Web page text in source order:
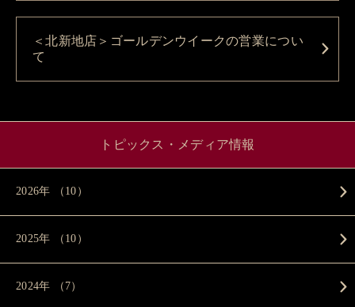
＜北新地店＞ゴールデンウイークの営業につい
て
トピックス・メディア情報
2026年 （10）
2025年 （10）
2024年 （7）